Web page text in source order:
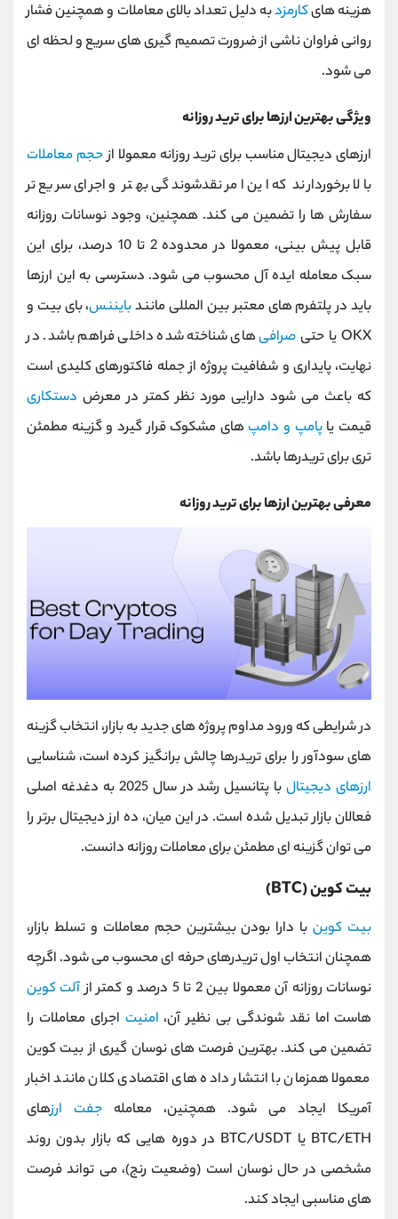
هزینه‌ هایکارمزدبه دلیل تعداد بالای معاملات و همچنین فشار
روانی فراوان ناشی از ضرورت تصمیم ‌گیری ‌های سریع و لحظه ‌ای
می ‌شود.
ویژگی بهترین ارزها برای ترید روزانه
ارزهای دیجیتال مناسب برای ترید روزانه معمولا ازحجم معاملات
بالا برخوردارند که این امر نقدشوندگی بهتر و اجرای سریع ‌تر
سفارش ‌ها را تضمین می کند. همچنین، وجود نوسانات روزانه
قابل پیش ‌بینی، معمولا در محدوده 2 تا 10 درصد، برای این
سبک معامله ایده ‌آل محسوب می ‌شود. دسترسی به این ارزها
باید در پلتفرم‌ های معتبر بین ‌المللی مانندبایننس، بای بیت و
OKX یا حتی
صرافی‌های شناخته شده داخلی فراهم باشد. در
نهایت، پایداری و شفافیت پروژه از جمله فاکتورهای کلیدی است
که باعث می ‌شود دارایی مورد نظر کمتر در معرض دستکاری
قیمت یاپامپ و دامپ‌ های مشکوک قرار گیرد و گزینه مطمئن
‌تری برای تریدرها باشد.
معرفی بهترین ارزها برای ترید روزانه
در شرایطی که ورود مداوم پروژه‌ های جدید به بازار، انتخاب گزینه
‌های سودآور را برای تریدرها چالش‌ برانگیز کرده است، شناسایی
ارزهای دیجیتال
با پتانسیل رشد در سال 2025 به دغدغه اصلی
فعالان بازار تبدیل شده است. در این میان، ده ارز دیجیتال برتر را
می ‌توان گزینه ‌ای مطمئن برای معاملات روزانه دانست.
بیت‌ کوین (BTC)
بیت ‌کوینبا دارا بودن بیشترین حجم معاملات و تسلط بازار،
همچنان انتخاب اول تریدرهای حرفه ‌ای محسوب می ‌شود. اگرچه
نوسانات روزانه آن معمولا بین 2 تا 5 درصد و کمتر از
آلت‌ کوین
هاست اما نقد شوندگی بی ‌نظیر آن، امنیت اجرای معاملات را
تضمین می کند. بهترین فرصت ‌های نوسان‌ گیری از بیت‌ کوین
معمولا همزمان با انتشار داده ‌های اقتصادی کلان مانند اخبار
آمریکا ایجاد می ‌شود. همچنین، معامله جفت ‌ارزهای
BTC/ETH یا BTC/USDT در دوره‌ هایی که بازار بدون روند
مشخصی در حال نوسان است (وضعیت رنج)، می ‌تواند فرصت
‌های مناسبی ایجاد کند.